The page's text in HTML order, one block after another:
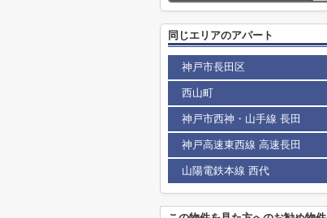
同じエリアのアパート
神戸市長田区
西山町
神戸市西神・山手線 長田
神戸高速東西線 高速長田
山陽電鉄本線 西代